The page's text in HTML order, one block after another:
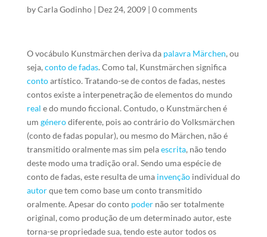
byCarla Godinho| Dez 24, 2009| 0 comments
O vocábulo Kunstmärchen deriva da palavra Märchen, ou
seja, conto de fadas. Como tal, Kunstmärchen significa
contoartístico. Tratando-se de contos de fadas, nestes
contos existe a interpenetração de elementos do mundo
real e do mundo ficcional. Contudo, o Kunstmärchen é
um génerodiferente, pois ao contrário do Volksmärchen
(conto de fadas popular), ou mesmo do Märchen, não é
transmitido oralmente mas sim pelaescrita, não tendo
deste modo uma tradição oral. Sendo uma espécie de
conto de fadas, este resulta de uma invençãoindividual do
autorque tem como base um conto transmitido
oralmente. Apesar do conto podernão ser totalmente
original, como produção de um determinado autor, este
torna-se propriedade sua, tendo este autor todos os